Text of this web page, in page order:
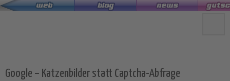
Zum
Google – Katzenbilder statt Captcha-Abfrage